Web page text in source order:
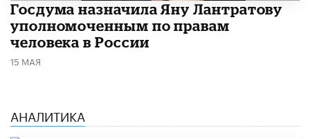
Госдума назначила Яну Лантратову
уполномоченным по правам
человека в России
15 МАЯ
АНАЛИТИКА